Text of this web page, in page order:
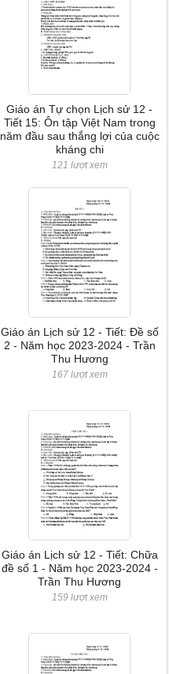
Giáo án Tự chọn Lịch sử 12 -
Tiết 15: Ôn tập Việt Nam trong
năm đầu sau thắng lợi của cuộc
kháng chi
121 lượt xem
Giáo án Lịch sử 12 - Tiết: Đề số
2 - Năm học 2023-2024 - Trần
Thu Hương
167 lượt xem
Giáo án Lịch sử 12 - Tiết: Chữa
đề số 1 - Năm học 2023-2024 -
Trần Thu Hương
159 lượt xem